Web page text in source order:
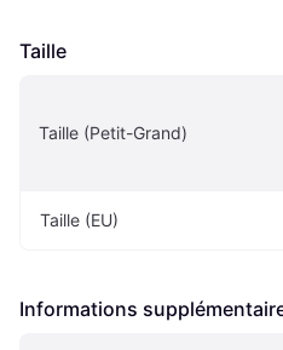
Taille
Taille (Petit-Grand)
Taille (EU)
Informations